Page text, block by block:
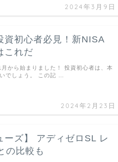
2024年3月9日
資初心者必見！新NISA
これだ
2024年2月23日
から始まりました！ 投資初心者は、本
でしょう。 この記 …
ーズ】 アディゼロSL レ
の比較も